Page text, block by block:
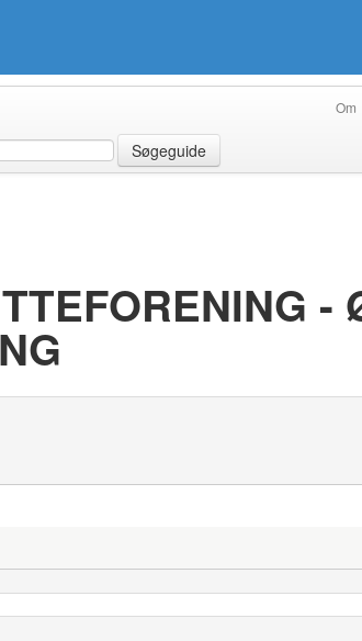
Om
Søgeguide
-